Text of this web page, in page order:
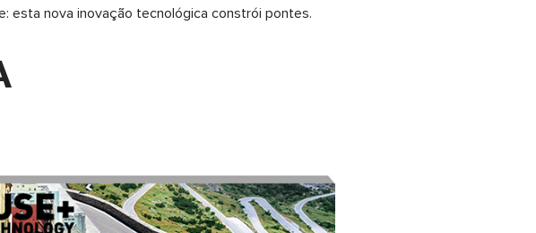
esta nova inovação tecnológica constrói pontes.